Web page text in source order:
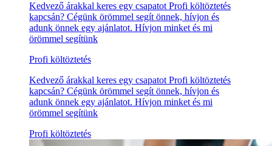
Kedvező árakkal keres egy csapatot Profi költöztetés
kapcsán? Cégünk örömmel segít önnek, hívjon és
adunk önnek egy ajánlatot. Hívjon minket és mi
örömmel segítünk
Profi költöztetés
Kedvező árakkal keres egy csapatot Profi költöztetés
kapcsán? Cégünk örömmel segít önnek, hívjon és
adunk önnek egy ajánlatot. Hívjon minket és mi
örömmel segítünk
Profi költöztetés